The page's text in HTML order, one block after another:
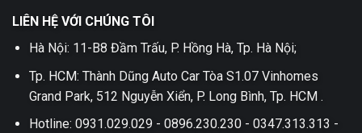
LIÊN HỆ VỚI CHÚNG TÔI
Hà Nội: 11-B8 Đầm Trấu, P. Hồng Hà, Tp. Hà Nội;
Tp. HCM: Thành Dũng Auto Car Tòa S1.07 Vinhomes
Grand Park, 512 Nguyễn Xiển, P. Long Bình, Tp. HCM .
Hotline: 0931.029.029 - 0896.230.230 - 0347.313.313 -